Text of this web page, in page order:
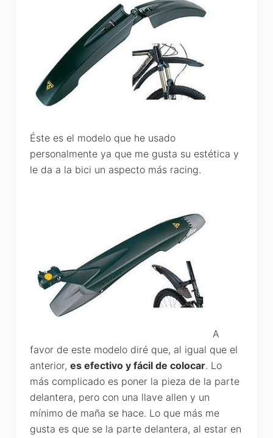
Éste es el modelo que he usado
personalmente ya que me gusta su estética y
le da a la bici un aspecto más racing.
A
favor de este modelo diré que, al igual que el
anterior, es efectivo y fácil de colocar. Lo
más complicado es poner la pieza de la parte
delantera, pero con una llave allen y un
mínimo de maña se hace. Lo que más me
gusta es que se la parte delantera, al estar en